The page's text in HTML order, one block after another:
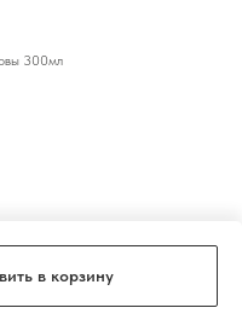
в корзину
300мл